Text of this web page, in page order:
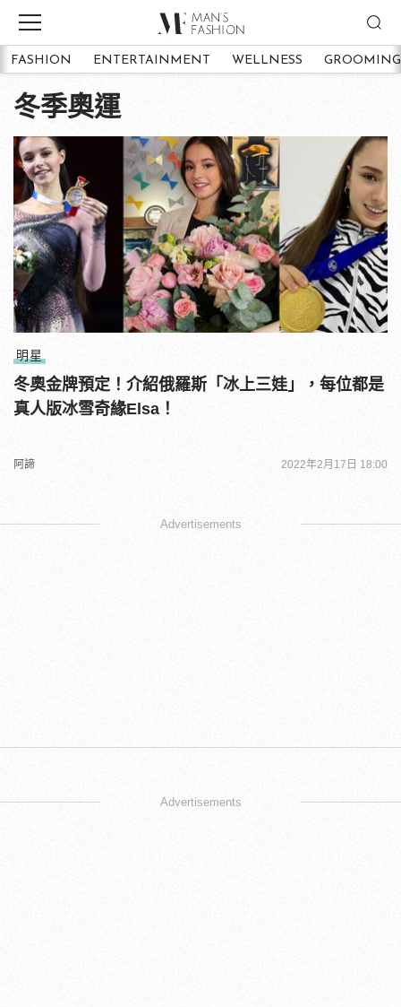
FASHION ENTERTAINMENT WELLNESS GROOMING
冬季奧運
明星
冬奧金牌預定！介紹俄羅斯「冰上三娃」，每位都是
真人版冰雪奇緣Elsa！
阿諦 2022年2月17日 18:00
Advertisements
Advertisements